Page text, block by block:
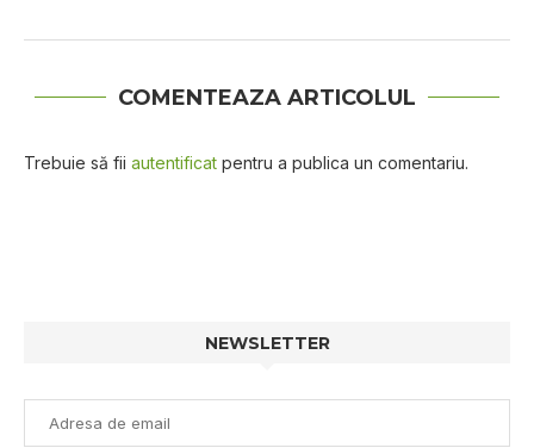
COMENTEAZA ARTICOLUL
Trebuie să fii autentificat pentru a publica un comentariu.
NEWSLETTER